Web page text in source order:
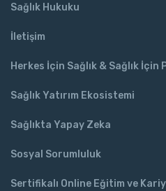
Sağlık Hukuku
İletişim
Herkes İçin Sağlık & Sağlık İçin
Sağlık Yatırım Ekosistemi
Sağlıkta Yapay Zeka
Sosyal Sorumluluk
Sertifikalı Online Eğitim ve